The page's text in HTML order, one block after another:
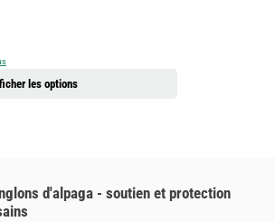
les options
d'alpaga - soutien et protection